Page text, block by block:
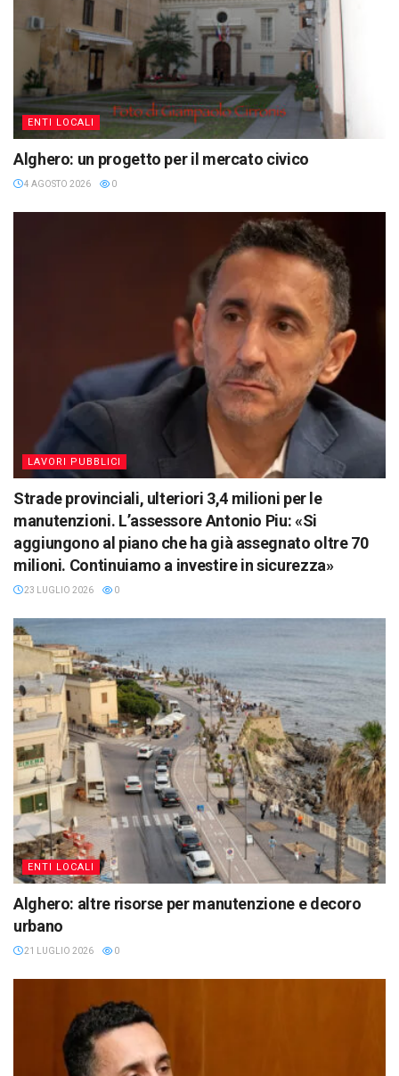
ENTI LOCALI
Alghero: un progetto per il mercato civico
4 AGOSTO 2026 0
LAVORI PUBBLICI
Strade provinciali, ulteriori 3,4 milioni per le
manutenzioni. L’assessore Antonio Piu: «Si
aggiungono al piano che ha già assegnato oltre 70
milioni. Continuiamo a investire in sicurezza»
23 LUGLIO 2026 0
ENTI LOCALI
Alghero: altre risorse per manutenzione e decoro
urbano
21 LUGLIO 2026 0